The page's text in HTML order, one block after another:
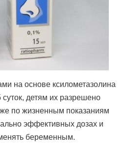
на основе ксилометазолина
детям их разрешено
по жизненным показаниям
эффективных дозах и
беременным.